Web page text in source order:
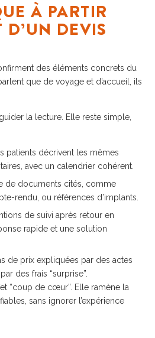
À PARTIR
D’UN DEVIS
des éléments concrets du
que de voyage et d’accueil, ils
la lecture. Elle reste simple,
patients décrivent les mêmes
avec un calendrier cohérent.
de documents cités, comme
rendu, ou références d’implants.
de suivi après retour en
rapide et une solution
de prix expliquées par des actes
des frais “surprise”.
“coup de cœur”. Elle ramène la
sans ignorer l’expérience